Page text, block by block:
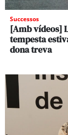
Successos
[Amb vídeos]
tempesta
dona treva